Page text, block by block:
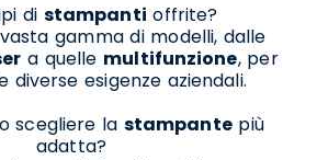
di stampanti offrite?
gamma di modelli, dalle
a quelle multifunzione, per
diverse esigenze aziendali.
scegliere la stampantepiù
adatta?